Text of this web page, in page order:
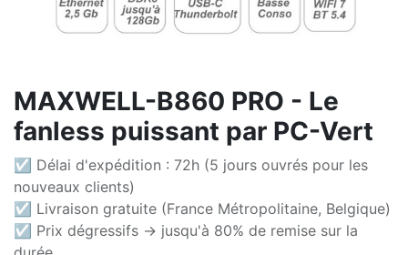
MAXWELL-B860 PRO - Le
fanless puissant par PC-Vert
☑ Délai d'expédition : 72h (5 jours ouvrés pour les
nouveaux clients)
☑ Livraison gratuite (France Métropolitaine, Belgique)
☑ Prix dégressifs -> jusqu'à 80% de remise sur la